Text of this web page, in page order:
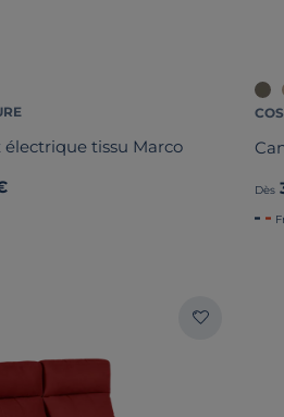
électrique tissu Marco
Dès